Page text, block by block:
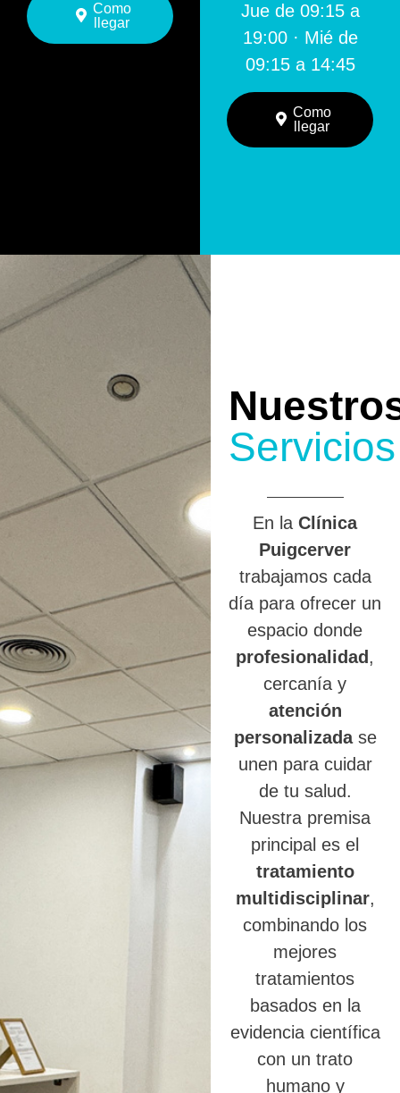
Como
llegar
Jue de 09:15 a
19:00 · Mié de
09:15 a 14:45
Como
llegar
Servicios
En laClínica
Puigcerver
trabajamos cada
día para ofrecer un
espacio donde
profesionalidad ,
cercanía y
atención
personalizadase
unen para cuidar
de tu salud.
Nuestra premisa
principal es el
tratamiento
multidisciplinar,
combinando los
mejores
tratamientos
basados en la
evidencia científica
con un trato
humano y